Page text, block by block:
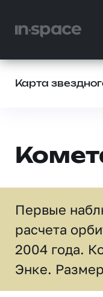
Карта
Первые
расчета
2004 года.
Энке.